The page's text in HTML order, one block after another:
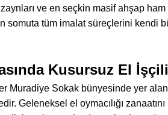
ve en seçkin masif ahşap
somuta tüm imalat süreçlerini kendi
Kusursuz El
Muradiye Sokak bünyesinde yer
Geleneksel el oymacılığı